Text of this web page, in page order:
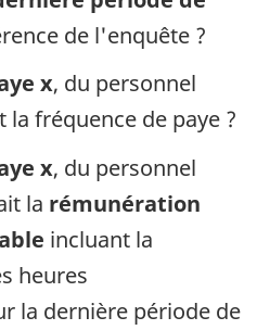
de l'enquête ?
x, du personnel
fréquence de paye ?
x, du personnel
la rémunération
incluant la
heures
la dernière période de